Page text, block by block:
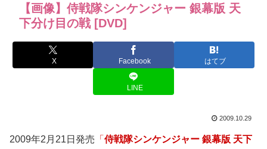
【画像】侍戦隊シンケンジャー 銀幕版 天
下分け目の戦 [DVD]
X Facebook はてブ
LINE
2009.10.29
2009年2月21日発売 「 侍戦隊シンケンジャー 銀幕版 天下